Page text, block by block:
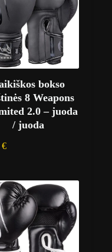
bokso
8 Weapons
2.0 – juoda
/ juoda
€